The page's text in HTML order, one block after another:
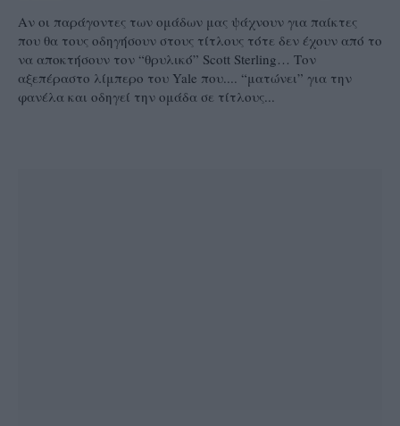
Αν οι παράγοντες των ομάδων μας ψάχνουν για παίκτες
που θα τους οδηγήσουν στους τίτλους τότε δεν έχουν από το
να αποκτήσουν τον “θρυλικό” Scott Sterling… Τον
αξεπέραστο λίμπερο του Yale που.... “ματώνει” για την
φανέλα και οδηγεί την ομάδα σε τίτλους...